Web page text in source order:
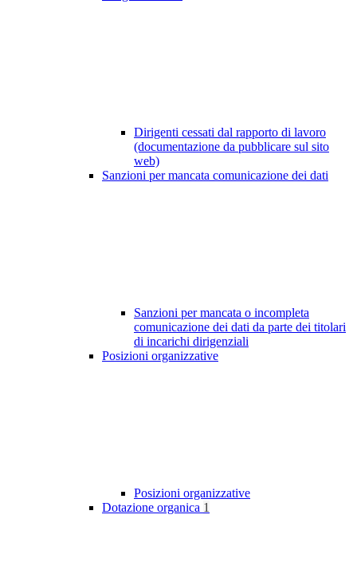
Dirigenti cessati dal rapporto di lavoro
(documentazione da pubblicare sul sito
web)
Sanzioni per mancata comunicazione dei dati
Sanzioni per mancata o incompleta
comunicazione dei dati da parte dei titolari
di incarichi dirigenziali
Posizioni organizzative
Posizioni organizzative
Dotazione organica 1